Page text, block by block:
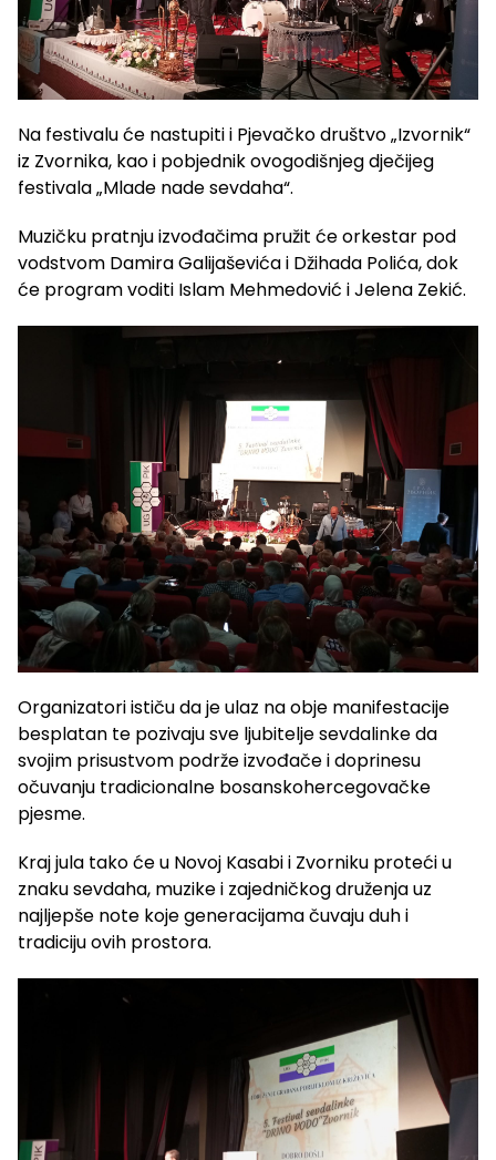
Na festivalu će nastupiti i Pjevačko društvo „Izvornik“
iz Zvornika, kao i pobjednik ovogodišnjeg dječijeg
festivala „Mlade nade sevdaha“.
Muzičku pratnju izvođačima pružit će orkestar pod
vodstvom Damira Galijaševića i Džihada Polića, dok
će program voditi Islam Mehmedović i Jelena Zekić.
Organizatori ističu da je ulaz na obje manifestacije
besplatan te pozivaju sve ljubitelje sevdalinke da
svojim prisustvom podrže izvođače i doprinesu
očuvanju tradicionalne bosanskohercegovačke
pjesme.
Kraj jula tako će u Novoj Kasabi i Zvorniku proteći u
znaku sevdaha, muzike i zajedničkog druženja uz
najljepše note koje generacijama čuvaju duh i
tradiciju ovih prostora.